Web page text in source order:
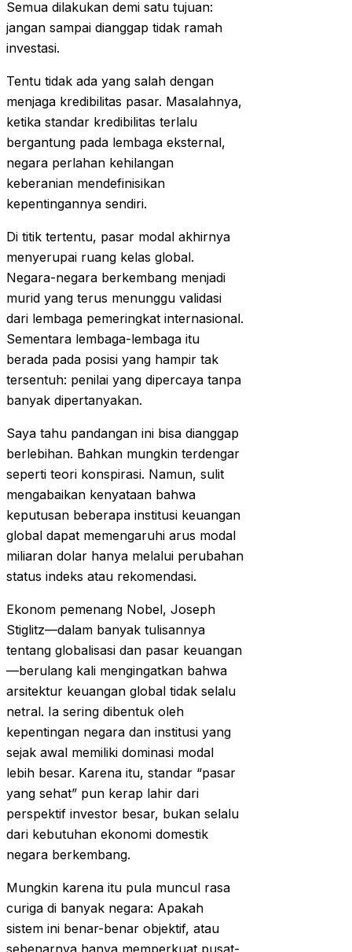
Semua dilakukan demi satu tujuan:
jangan sampai dianggap tidak ramah
investasi.
Tentu tidak ada yang salah dengan
menjaga kredibilitas pasar. Masalahnya,
ketika standar kredibilitas terlalu
bergantung pada lembaga eksternal,
negara perlahan kehilangan
keberanian mendefinisikan
kepentingannya sendiri.
Di titik tertentu, pasar modal akhirnya
menyerupai ruang kelas global.
Negara-negara berkembang menjadi
murid yang terus menunggu validasi
dari lembaga pemeringkat internasional.
Sementara lembaga-lembaga itu
berada pada posisi yang hampir tak
tersentuh: penilai yang dipercaya tanpa
banyak dipertanyakan.
Saya tahu pandangan ini bisa dianggap
berlebihan. Bahkan mungkin terdengar
seperti teori konspirasi. Namun, sulit
mengabaikan kenyataan bahwa
keputusan beberapa institusi keuangan
global dapat memengaruhi arus modal
miliaran dolar hanya melalui perubahan
status indeks atau rekomendasi.
Ekonom pemenang Nobel, Joseph
Stiglitz—dalam banyak tulisannya
tentang globalisasi dan pasar keuangan
—berulang kali mengingatkan bahwa
arsitektur keuangan global tidak selalu
netral. Ia sering dibentuk oleh
kepentingan negara dan institusi yang
sejak awal memiliki dominasi modal
lebih besar. Karena itu, standar “pasar
yang sehat” pun kerap lahir dari
perspektif investor besar, bukan selalu
dari kebutuhan ekonomi domestik
negara berkembang.
Mungkin karena itu pula muncul rasa
curiga di banyak negara: Apakah
sistem ini benar-benar objektif, atau